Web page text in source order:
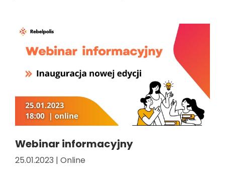
Webinar informacyjny
25.01.2023 | Online